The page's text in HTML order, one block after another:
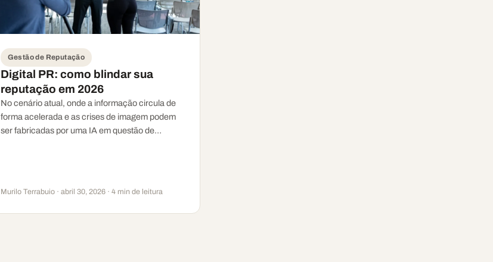
Gestão de Reputação
Digital PR: como blindar sua
reputação em 2026
No cenário atual, onde a informação circula de
forma acelerada e as crises de imagem podem
ser fabricadas por uma IA em questão de…
Murilo Terrabuio · abril 30, 2026 · 4 min de leitura